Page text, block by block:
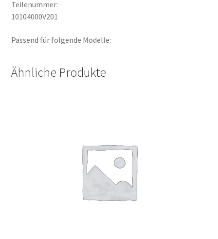
Teilenummer:
10104000V201
Passend für folgende Modelle:
Ähnliche Produkte